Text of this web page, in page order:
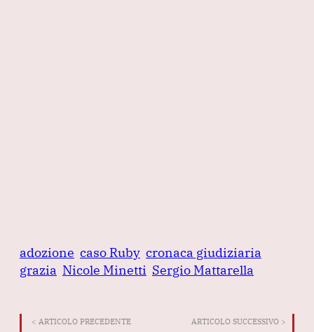
adozione caso Ruby cronaca giudiziaria
grazia Nicole Minetti Sergio Mattarella
< ARTICOLO PRECEDENTE ARTICOLO SUCCESSIVO >